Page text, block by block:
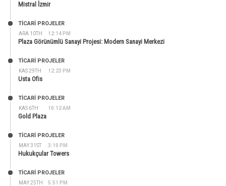
Mistral İzmir
ARA 10TH 12:14 PM
TİCARİ PROJELER
Plaza Görünümlü Sanayi Projesi: Modern Sanayi Merkezi
KAS 29TH 12:23 PM
TİCARİ PROJELER
Usta Ofis
KAS 6TH 10:12 AM
TİCARİ PROJELER
Gold Plaza
MAY 31ST 3:10 PM
TİCARİ PROJELER
Hukukçular Towers
MAY 25TH 5:51 PM
TİCARİ PROJELER